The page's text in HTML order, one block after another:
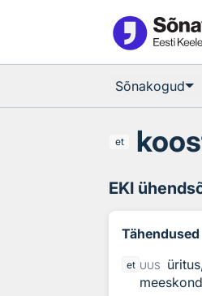
Sõnakogud
et
EKI
Tähendused
et UUS